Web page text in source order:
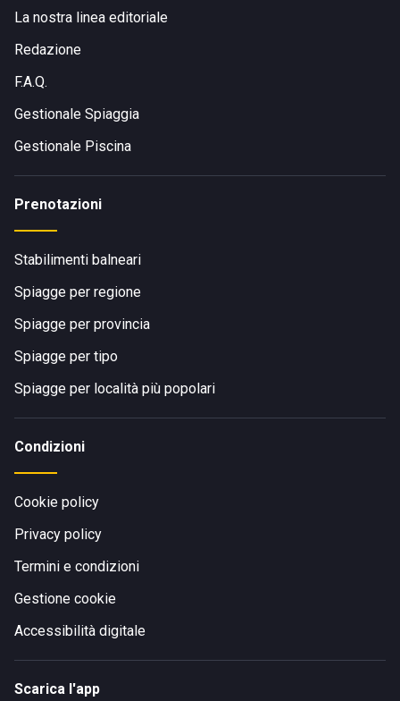
La nostra linea editoriale
Redazione
F.A.Q.
Gestionale Spiaggia
Gestionale Piscina
Prenotazioni
Stabilimenti balneari
Spiagge per regione
Spiagge per provincia
Spiagge per tipo
Spiagge per località più popolari
Condizioni
Cookie policy
Privacy policy
Termini e condizioni
Gestione cookie
Accessibilità digitale
Scarica l'app